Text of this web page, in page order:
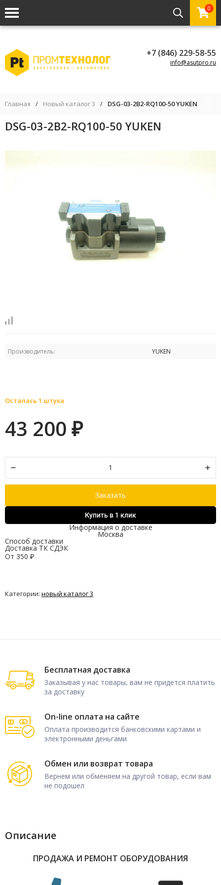
0
+7 (846) 229-58-55
info@asutpro.ru
Главная / Новый каталог 3 / DSG-03-2B2-RQ100-50 YUKEN
DSG-03-2B2-RQ100-50 YUKEN
Производитель: YUKEN
Осталась 1 штука
43 200 ₽
Заказать
Купить в 1 клик
Информация о доставке
Москва
Способ доставки
Доставка ТК СДЭК
От 350 ₽
Категории: новый каталог 3
Бесплатная доставка
Заказывая у нас товары, вам не придется платить
за доставку
On-line оплата на сайте
Оплата производится банковскими картами и
электронными деньгами
Обмен или возврат товара
Вернем или обменяем на другой товар, если вам
не подошел
Описание
ПРОДАЖА И РЕМОНТ ОБОРУДОВАНИЯ